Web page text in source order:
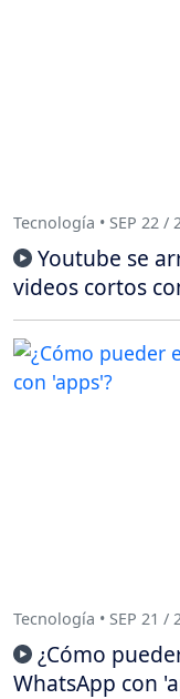
Tecnología • SEP 22 /
Youtube se
videos cortos
Tecnología • SEP 21 /
¿Cómo
WhatsApp con